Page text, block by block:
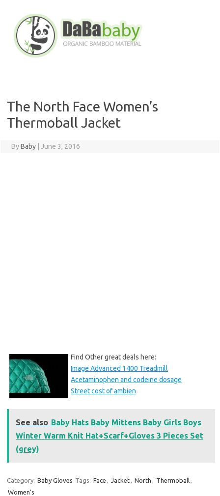
content
The North Face Women’s
Thermoball Jacket
ByBaby June 3, 2016
Find Other great deals here:
Image Advanced 1400 Treadmill
Acetaminophen and codeine dosage
Street cost of ambien
See also Baby Hats Baby Mittens Baby Girls Boys
Winter Warm Knit Hat+Scarf+Gloves 3 Pieces Set
(grey)
Category: Baby Gloves Tags: Face , Jacket, North , Thermoball,
Women's